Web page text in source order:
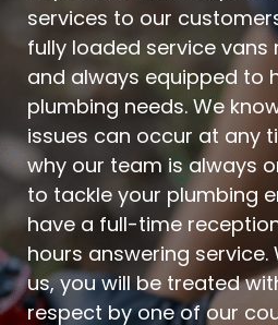
services to our
fully loaded service vans
and always equipped to
plumbing needs. We
issues can occur at any
why our team is always
to tackle your plumbing
have a full-time
hours answering
us, you will be treated
respect by one of our